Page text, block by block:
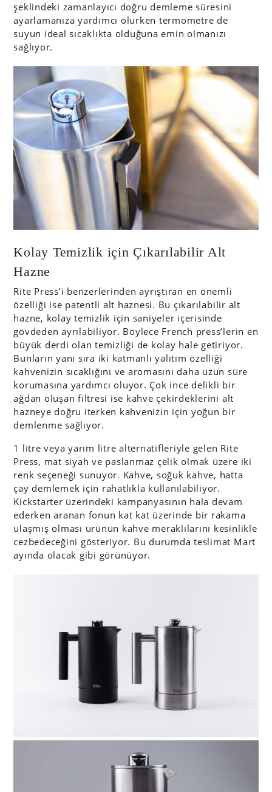
şeklindeki zamanlayıcı doğru demleme süresini
ayarlamanıza yardımcı olurken termometre de
suyun ideal sıcaklıkta olduğuna emin olmanızı
sağlıyor.
Kolay Temizlik için Çıkarılabilir Alt
Hazne
Rite Press’i benzerlerinden ayrıştıran en önemli
özelliği ise patentli alt haznesi. Bu çıkarılabilir alt
hazne, kolay temizlik için saniyeler içerisinde
gövdeden ayrılabiliyor. Böylece French press’lerin en
büyük derdi olan temizliği de kolay hale getiriyor.
Bunların yanı sıra iki katmanlı yalıtım özelliği
kahvenizin sıcaklığını ve aromasını daha uzun süre
korumasına yardımcı oluyor. Çok ince delikli bir
ağdan oluşan filtresi ise kahve çekirdeklerini alt
hazneye doğru iterken kahvenizin için yoğun bir
demlenme sağlıyor.
1 litre veya yarım litre alternatifleriyle gelen Rite
Press, mat siyah ve paslanmaz çelik olmak üzere iki
renk seçeneği sunuyor. Kahve, soğuk kahve, hatta
çay demlemek için rahatlıkla kullanılabiliyor.
Kickstarter üzerindeki kampanyasının hala devam
ederken aranan fonun kat kat üzerinde bir rakama
ulaşmış olması ürünün kahve meraklılarını kesinlikle
cezbedeceğini gösteriyor. Bu durumda teslimat Mart
ayında olacak gibi görünüyor.